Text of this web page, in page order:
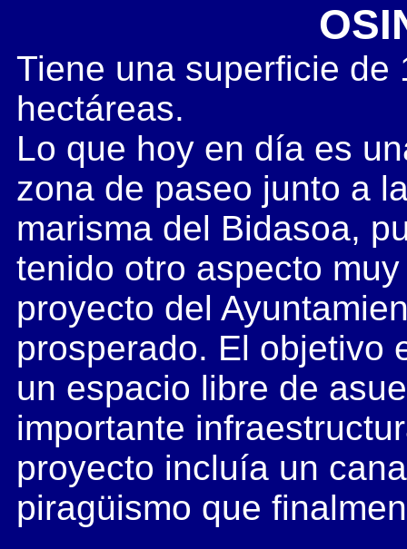
Tiene una superficie de
hectáreas.
Lo que hoy en día es
zona de paseo junto a
marisma del Bidasoa,
tenido otro aspecto
proyecto del
prosperado. El objetivo
un espacio libre de
importante
proyecto incluía un
piragüismo que